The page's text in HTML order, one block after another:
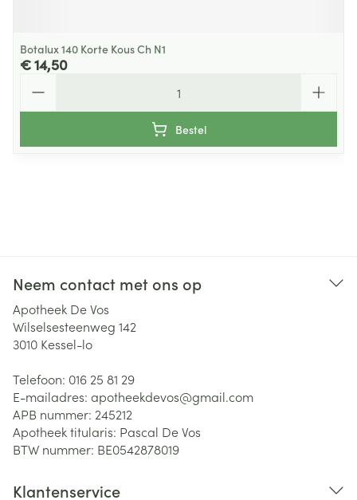
Botalux 140 Korte Kous Ch N1
€ 14,50
Bestel
Neem contact met ons op
Apotheek De Vos
Wilselsesteenweg 142
3010 Kessel-lo
Telefoon: 016 25 81 29
E-mailadres: apotheekdevos@gmail.com
APB nummer: 245212
Apotheek titularis: Pascal De Vos
BTW nummer: BE0542878019
Klantenservice